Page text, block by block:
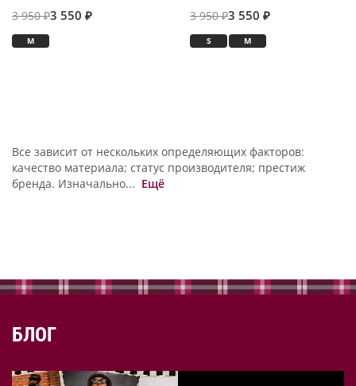
3 950 ₽3 550 ₽
M
3 950 ₽3 550 ₽
S M
Все зависит от нескольких определяющих факторов:
качество материала; статус производителя; престиж
бренда. Изначально... Ещё
БЛОГ